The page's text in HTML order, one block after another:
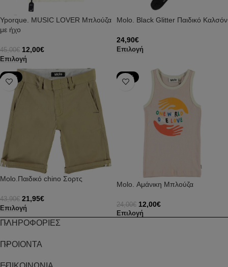
Yporque. MUSIC LOVER Μπλούζα
με ήχο
45,00€ 12,00€
Επιλογή
Molo. Black Glitter Παιδικό Καλσόν
24,90€
Επιλογή
-50%
Molo.Παιδικό chino Σορτς
43,90€ 21,95€
Επιλογή
-50%
Molo. Αμάνικη Μπλούζα
24,00€ 12,00€
Επιλογή
ΠΛΗΡΟΦΟΡΙΕΣ
ΠΡΟΙΟΝΤΑ